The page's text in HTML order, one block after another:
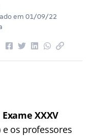
em 01/09/22
XXXV
os professores